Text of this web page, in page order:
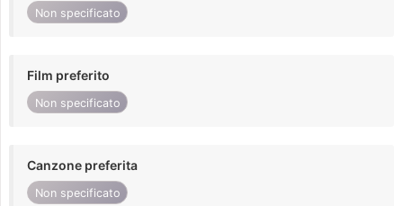
Non specificato
Film preferito
Non specificato
Canzone preferita
Non specificato